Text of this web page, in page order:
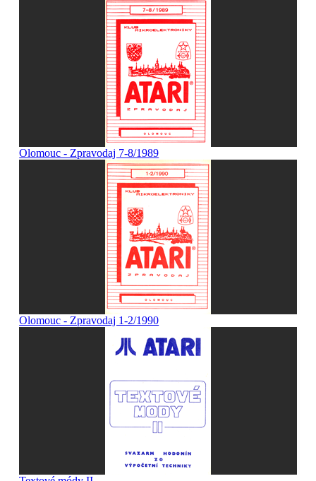
Olomouc - Zpravodaj 7-8/1989
Olomouc - Zpravodaj 1-2/1990